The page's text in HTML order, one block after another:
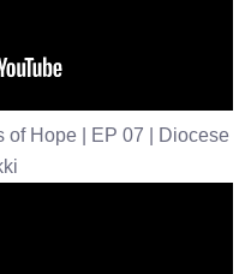
Hope | EP 07 | Diocese